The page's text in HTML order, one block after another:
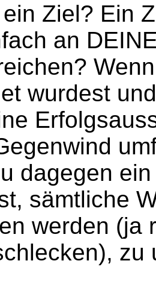
Ziel? Ein
an
wurdest
dagegen
sämtliche
werden (ja
zu